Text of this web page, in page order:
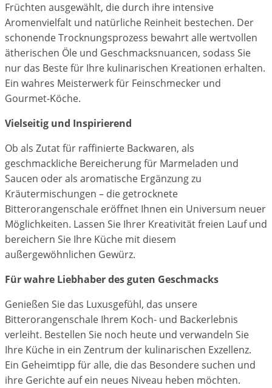
Früchten ausgewählt, die durch ihre intensive
Aromenvielfalt und natürliche Reinheit bestechen. Der
schonende Trocknungsprozess bewahrt alle wertvollen
ätherischen Öle und Geschmacksnuancen, sodass Sie
nur das Beste für Ihre kulinarischen Kreationen erhalten.
Ein wahres Meisterwerk für Feinschmecker und
Gourmet-Köche.
Vielseitig und Inspirierend
Ob als Zutat für raffinierte Backwaren, als
geschmackliche Bereicherung für Marmeladen und
Saucen oder als aromatische Ergänzung zu
Kräutermischungen – die getrocknete
Bitterorangenschale eröffnet Ihnen ein Universum neuer
Möglichkeiten. Lassen Sie Ihrer Kreativität freien Lauf und
bereichern Sie Ihre Küche mit diesem
außergewöhnlichen Gewürz.
Für wahre Liebhaber des guten Geschmacks
Genießen Sie das Luxusgefühl, das unsere
Bitterorangenschale Ihrem Koch- und Backerlebnis
verleiht. Bestellen Sie noch heute und verwandeln Sie
Ihre Küche in ein Zentrum der kulinarischen Exzellenz.
Ein Geheimtipp für alle, die das Besondere suchen und
ihre Gerichte auf ein neues Niveau heben möchten.